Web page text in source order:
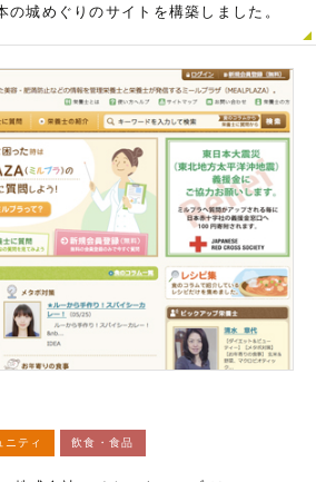
城めぐりのサイトを構築しました。
ニティ 飲食・食品